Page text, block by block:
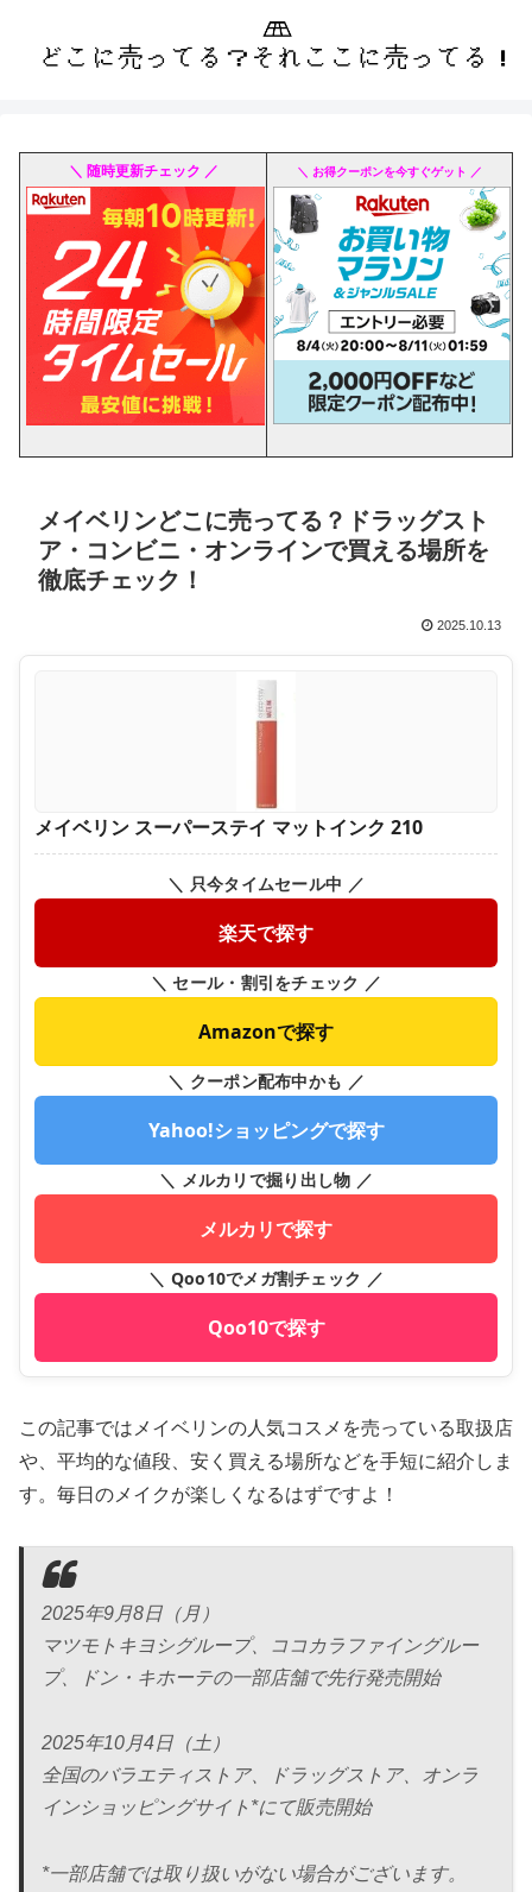
＼ 随時更新チェック ／ ＼ お得クーポンを今すぐゲット ／
メイベリンどこに売ってる？ドラッグスト
ア・コンビニ・オンラインで買える場所を
徹底チェック！
2025.10.13
メイベリン スーパーステイ マットインク 210
＼ 只今タイムセール中 ／
楽天で探す
＼ セール・割引をチェック ／
Amazonで探す
＼ クーポン配布中かも ／
Yahoo!ショッピングで探す
＼ メルカリで掘り出し物 ／
メルカリで探す
＼ Qoo10でメガ割チェック ／
Qoo10で探す
この記事ではメイベリンの人気コスメを売っている取扱店
や、平均的な値段、安く買える場所などを手短に紹介しま
す。毎日のメイクが楽しくなるはずですよ！
2025年9月8日（月）
マツモトキヨシグループ、ココカラファイングルー
プ、ドン・キホーテの一部店舗で先行発売開始
2025年10月4日（土）
全国のバラエティストア、ドラッグストア、オンラ
インショッピングサイト*にて販売開始
*一部店舗では取り扱いがない場合がございます。